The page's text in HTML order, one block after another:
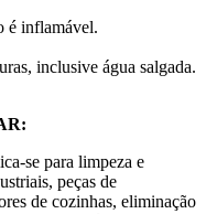
é inflamável.
inclusive água salgada.
se para limpeza e
peças de
de cozinhas, eliminação